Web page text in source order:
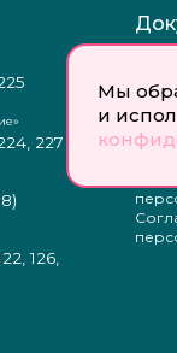
Мы
и
227
126,